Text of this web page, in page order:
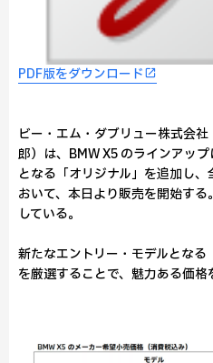
PDF版をダウンロード
ビー・エム・ダブリュー株式会
郎）は、BMW X5 のラインアッ
となる「オリジナル」を追加し
おいて、本日より販売を開始す
している。
新たなエントリー・モデルとな
を厳選することで、魅力ある価格